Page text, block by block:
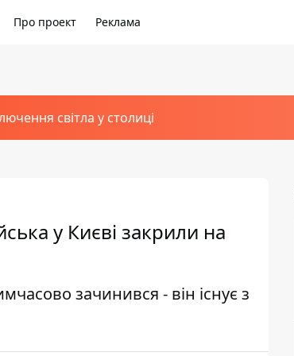
Про проект Реклама
світла у столиці
у Києві закрили на
зачинився - він існує з